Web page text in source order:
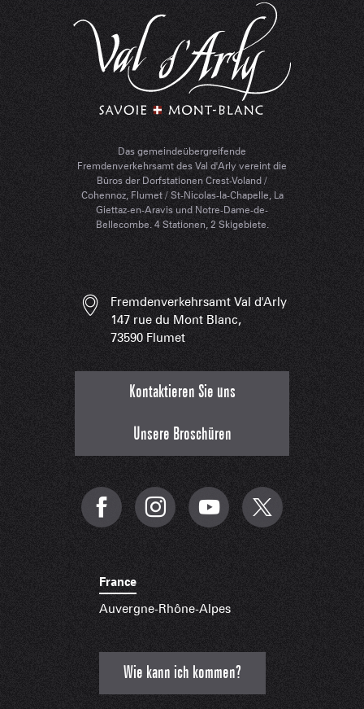
Das gemeindeübergreifende
Fremdenverkehrsamt des Val d'Arly vereint die
Büros der Dorfstationen Crest-Voland /
Cohennoz, Flumet / St-Nicolas-la-Chapelle, La
Giettaz-en-Aravis und Notre-Dame-de-
Bellecombe. 4 Stationen, 2 Skigebiete.
Fremdenverkehrsamt Val d'Arly
147 rue du Mont Blanc,
73590 Flumet
Kontaktieren Sie uns
Unsere Broschüren
France
Auvergne-Rhône-Alpes
Wie kann ich kommen?